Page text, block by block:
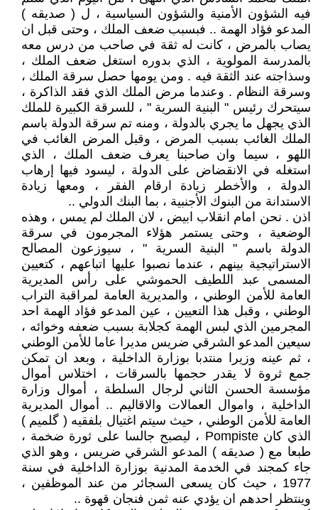
فيه الشؤون الأمنية والشؤون السياسية ، ل ( صديقه )
المدعو فؤاد الهمة .. فبسبب ضعف الملك ، وحتى قبل ان
يصاب بالمرض ، كانت له ثقة في صاحب من درس معه
بالمدرسة المولوية ، الذي بدوره استغل ضعف الملك ،
وسذاجته عند الثقة فيه . ومن يومها حصل سرقة الملك ،
وسرقة النظام . وعندما مرض الملك الذي فقد الذاكرة ،
سيتحرك رئيس " البنية السرية " ، للسرقة الكبيرة للملك
الذي يجهل ما يجري بالدولة ، ومنه تم سرقة الدولة باسم
الملك الغائب بسبب المرض ، وقبل المرض الغائب في
اللهو ، سيما وان صاحبنا يعرف ضعف الملك ، الذي
استغله في الانقضاض على الدولة ، ليسود فيها إرهاب
الدولة ، والأخطر زيادة ارقام الفقر ، ومعها زيادة
الاستدانة من البنوك الأجنبية ، بما البنك الدولي ..
اذن . نحن امام انقلاب ابيض ، لان الملك لم يمس ، وهذه
الوضعية ، وحتى يستمر هؤلاء المجرمون في سرقة
الدولة باسم " البنية السرية " ، سيوزعون المصالح
الاستراتيجية بينهم ، عندما نصبوا عليها اتباعهم ، كتعيين
المسمى عبد اللطيف الحموشي على رأس المديرية
العامة للأمن الوطني ، والمديرية العامة لمراقبة التراب
الوطني ، وقبل هذا التعيين ، عين المدعو فؤاد الهمة احد
المجرمين الذي لبس الهمة كجلابة بسبب ضعفه وخوائه ،
سيعين المدعو الشرقي ضريس مديرا عاما للأمن الوطني
، ثم عينه وزيرا منتدبا بوزارة الداخلية ، وبعد ان تمكن
جمع ثروة لا يقدر حجمها بالسرقات ، اختلاس أموال
مؤسسة الحسن الثاني لرجال السلطة ، أموال وزارة
الداخلية ، واموال العمالات والاقاليم .. أموال المديرية
العامة للأمن الوطني ، حيث سيتم اغتيال بلفقيه ( گلميم )
الذي كان Pompiste ، ليصبح جالسا على ثورة ضخمة ،
طبعا مع ( صديقه ) المدعو الشرقي ضريس ، وهو الذي
جاء كمجند في الخدمة المدنية بوزارة الداخلية في سنة
1977 ، حيث كان يسعى السجائر من عند الموظفين ،
وينتظر احدهم ان يؤدي عنه ثمن فنجان قهوة ..